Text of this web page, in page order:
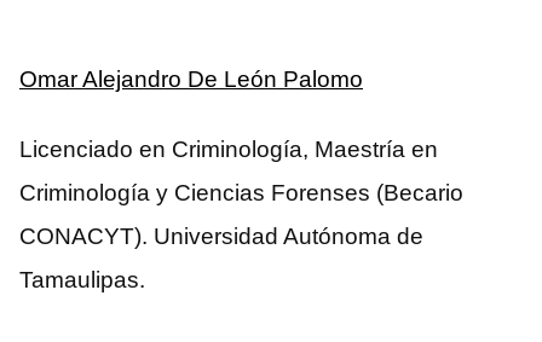
Omar Alejandro De León Palomo
Licenciado en Criminología, Maestría en
Criminología y Ciencias Forenses (Becario
CONACYT). Universidad Autónoma de
Tamaulipas.